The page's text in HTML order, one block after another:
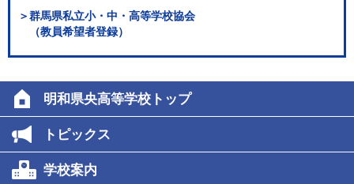
＞群馬県私立小・中・高等学校協会
（教員希望者登録）
明和県央高等学校トップ
トピックス
学校案内